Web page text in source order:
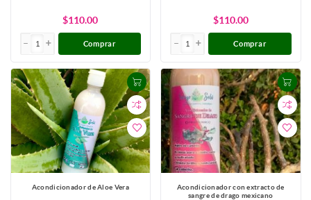
$110.00
Comprar
$110.00
Comprar
Acondicionador de Aloe Vera
Acondicionador con extracto de
sangre de drago mexicano